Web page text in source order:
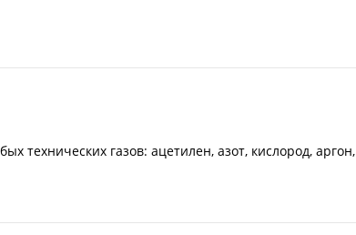
технических газов: ацетилен, азот, кислород, аргон,